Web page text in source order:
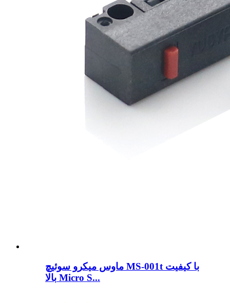
ماوس میکرو سوئیچ MS-001t با کیفیت
بالا Micro S...